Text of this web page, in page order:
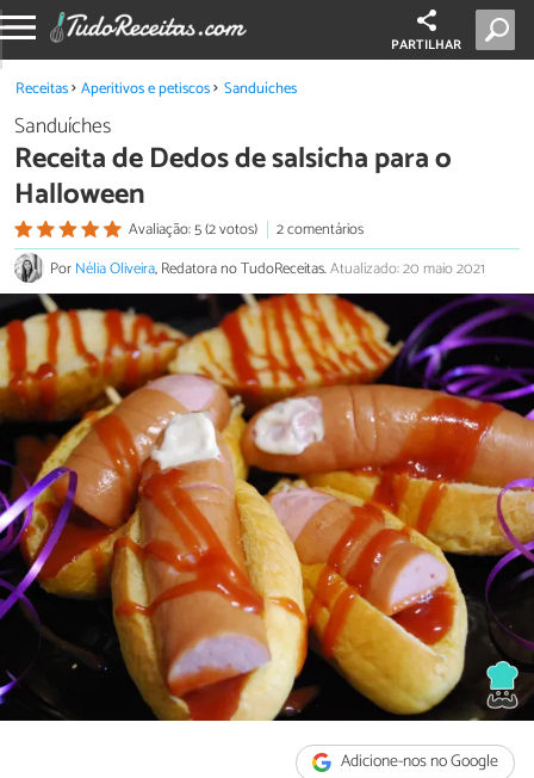
PARTILHAR
Receitas Aperitivos e petiscos Sanduíches
Sanduíches
Receita de Dedos de salsicha para o
Halloween
Avaliação: 5 (2 votos)
2 comentários
PorNélia Oliveira, Redatora no TudoReceitas.Atualizado: 20 maio 2021
Adicione-nos no Google